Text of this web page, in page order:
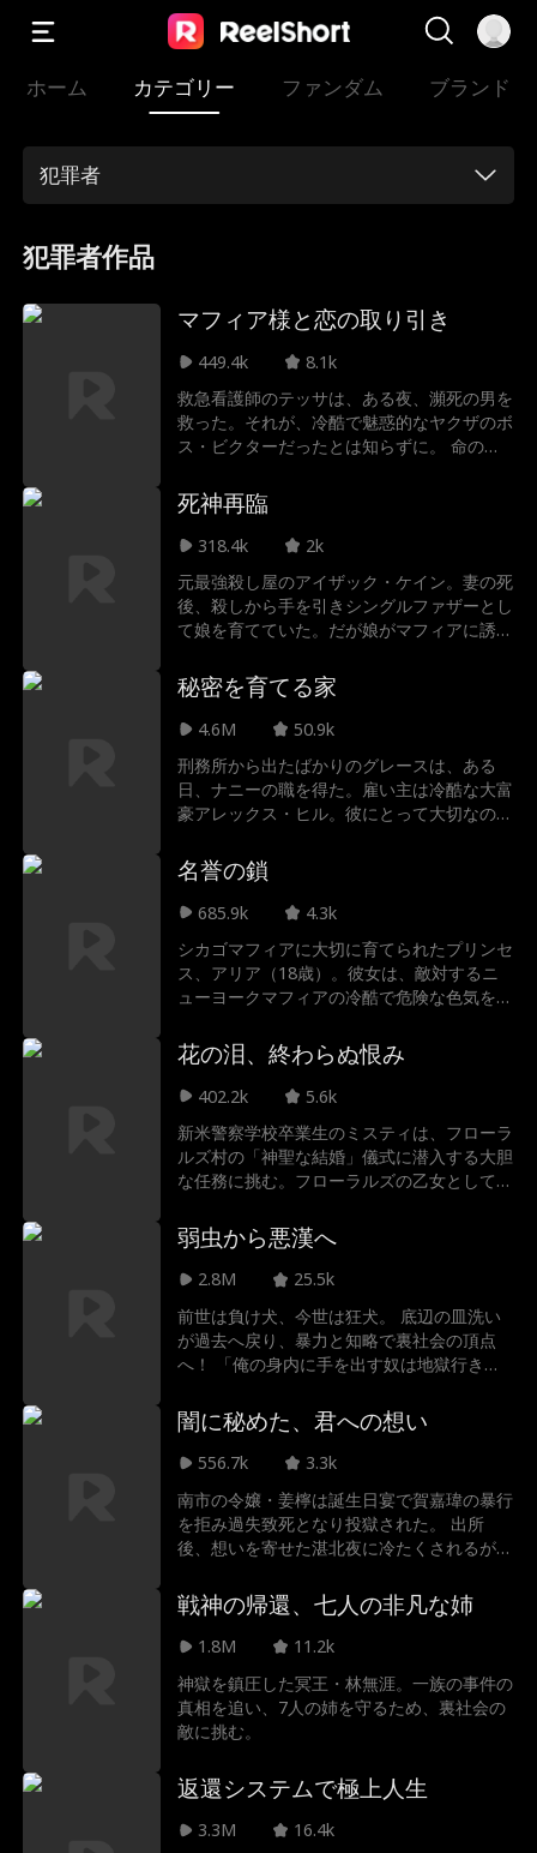
ホーム カテゴリー ファンダム ブランド
犯罪者
犯罪者作品
マフィア様と恋の取り引き
449.4k
8.1k
救急看護師のテッサは、ある夜、瀕死の男を
救った。それが、冷酷で魅惑的なヤクザのボ
ス・ビクターだったとは知らずに。 命の恩
失うテッサ。追い詰められた彼女に、さらな
る悲劇が襲う。最愛の弟が重病に倒れ、莫大
な治療費が彼女を絶望の淵へと突き落とし
て言い放つ。 「俺の女になれ。そうすれ
ば、弟を助けてやる」 強引な結婚契約。危
険な彼の世界。拒絶しながらも、その庇護と
の雨の夜に彼女を救った“あの男”が彼だった
しく崩れ落ちていった…。
死神再臨
318.4k
2k
元最強殺し屋のアイザック・ケイン。妻の死
後、殺しから手を引きシングルファザーとし
て娘を育てていた。だが娘がマフィアに誘拐
の愛が生み出した復讐劇が今、始まる。
秘密を育てる家
4.6M
50.9k
刑務所から出たばかりのグレースは、ある
日、ナニーの職を得た。雇い主は冷酷な大富
豪アレックス・ヒル。彼にとって大切なのは
の厳しい試練を乗り越え、次第に彼の冷たい
心を溶かしていく。だが、彼女には全てを台
無しにする「闇の秘密」が隠されていた…
名誉の鎖
685.9k
4.3k
シカゴマフィアに大切に育てられたプリンセ
ス、アリア（18歳）。彼女は、敵対するニ
ューヨークマフィアの冷酷で危険な色気を持
暴力に染まった男に身も心も委ねることは、
一族への最大の裏切りか。それとも、これが
彼女が生き残るための唯一の道なのか——
花の泪、終わらぬ恨み
402.2k
5.6k
新米警察学校卒業生のミスティは、フローラ
ルズ村の「神聖な結婚」儀式に潜入する大胆
な任務に挑む。フローラルズの乙女として偽
み、犯罪組織を出し抜き、村長の人身売買の
活動を暴き、妹のララや他の囚われた人々を
救出する。
弱虫から悪漢へ
2.8M
25.5k
前世は負け犬、今世は狂犬。 底辺の皿洗い
が過去へ戻り、暴力と知略で裏社会の頂点
へ！ 「俺の身内に手を出す奴は地獄行き
める、痛快リベンジ・ノワール。
闇に秘めた、君への想い
556.7k
3.3k
南市の令嬢・姜檸は誕生日宴で賀嘉瑋の暴行
を拒み過失致死となり投獄された。 出所
後、想いを寄せた湛北夜に冷たくされるが、
していた。 誤解が解け、ふたりは手を取り
合い新たな人生を歩む。
戦神の帰還、七人の非凡な姉
1.8M
11.2k
神獄を鎮圧した冥王・林無涯。一族の事件の
真相を追い、7人の姉を守るため、裏社会の
敵に挑む。
返還システムで極上人生
3.3M
16.4k